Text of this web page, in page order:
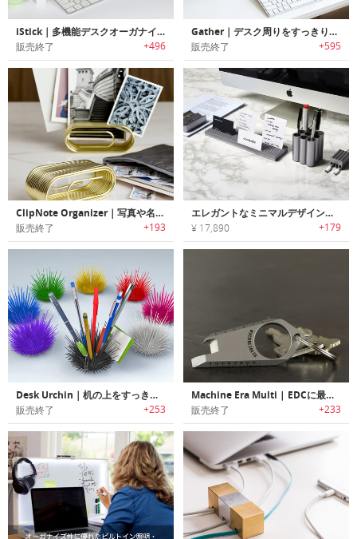
iStick｜多機能デスクオーガナイザー
販売終了 +496
Gather｜デスク周りをすっきりオーガナイズ可能なモジュラーデザインデスクオーガナイザー「ギャザー」
販売終了 +595
ClipNote Organizer｜写真や名刺をディスプレイ可能なペーパークリップデザインオーガナイザー
販売終了 +193
エレガントなミニマルデザインデスクオーガナイザー「DESKAPE（デスケープ）」
¥ 17,890 +179
Desk Urchin｜机の上をすっきり収納するウニデザインデスクオーガナイザー「デスクアーチン」
販売終了 +253
Machine Era Multi | EDCに最適なポケットサイズチタン製マルチツール
販売終了 +233